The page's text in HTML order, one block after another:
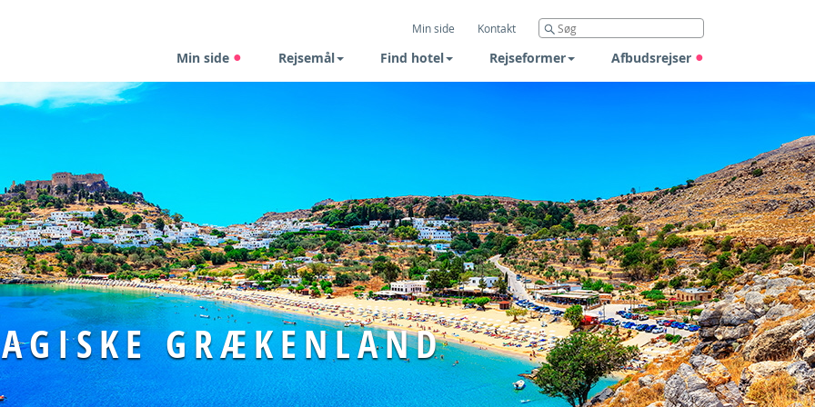
Min side Kontakt
Min side Rejsemål Find hotel Rejseformer Afbudsrejser
GRÆKENLAND